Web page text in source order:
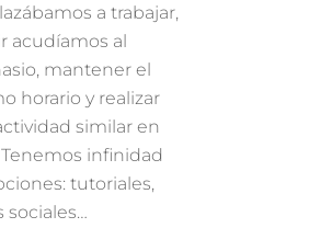
a trabajar,
acudíamos al
mantener el
horario y realizar
similar en
Tenemos infinidad
tutoriales,
sociales…